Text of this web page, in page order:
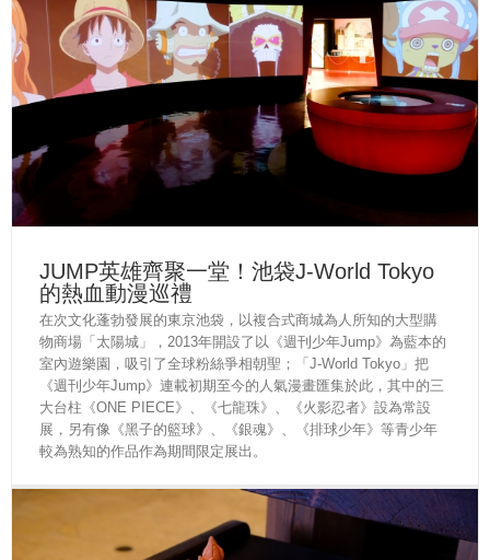
JUMP英雄齊聚一堂！池袋J-World Tokyo
的熱血動漫巡禮
在次文化蓬勃發展的東京池袋，以複合式商城為人所知的大型購
物商場「太陽城」，2013年開設了以《週刊少年Jump》為藍本的
室內遊樂園，吸引了全球粉絲爭相朝聖；「J-World Tokyo」把
《週刊少年Jump》連載初期至今的人氣漫畫匯集於此，其中的三
大台柱《ONE PIECE》、《七龍珠》、《火影忍者》設為常設
展，另有像《黑子的籃球》、《銀魂》、《排球少年》等青少年
較為熟知的作品作為期間限定展出。